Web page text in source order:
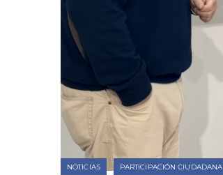
NOTICIAS PARTICIPACIÓN CIUDADANA